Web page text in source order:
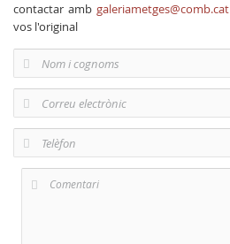
contactar amb galeriametges@comb.cat
vos l'original